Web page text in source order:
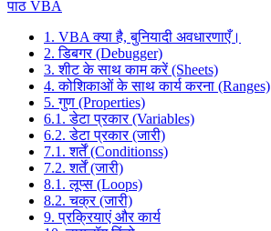
पाठ VBA
1. VBA क्या है, बुनियादी अवधारणाएँ।
2. डिबगर (Debugger)
3. शीट के साथ काम करें (Sheets)
4. कोशिकाओं के साथ कार्य करना (Ranges)
5. गुण (Properties)
6.1. डेटा प्रकार (Variables)
6.2. डेटा प्रकार (जारी)
7.1. शर्तें (Conditionss)
7.2. शर्तें (जारी)
8.1. लूप्स (Loops)
8.2. चक्र (जारी)
9. प्रक्रियाएं और कार्य